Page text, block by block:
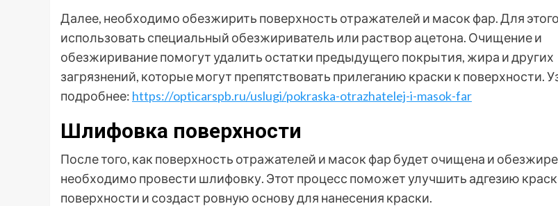
Далее, необходимо обезжирить поверхность отражателей и масок фар. Для
использовать специальный обезжириватель или раствор ацетона. Очищение и
обезжиривание помогут удалить остатки предыдущего покрытия, жира и других
загрязнений, которые могут препятствовать прилеганию краски к поверхности.
подробнее: https://opticarspb.ru/uslugi/pokraska-otrazhatelej-i-masok-far
Шлифовка поверхности
После того, как поверхность отражателей и масок фар будет очищена и
необходимо провести шлифовку. Этот процесс поможет улучшить адгезию
поверхности и создаст ровную основу для нанесения краски.